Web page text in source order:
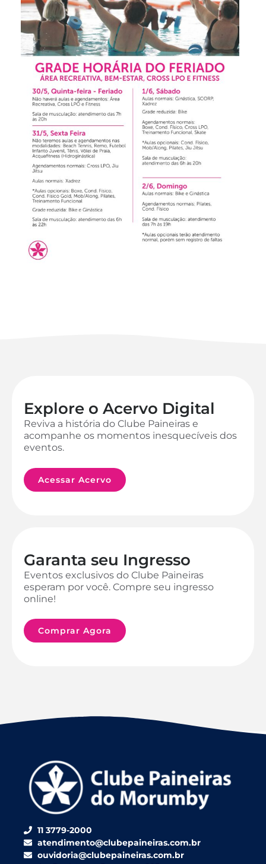
Explore o Acervo Digital
Reviva a história do Clube Paineiras e
acompanhe os momentos inesquecíveis dos
eventos.
Acessar Acervo
Garanta seu Ingresso
Eventos exclusivos do Clube Paineiras
esperam por você. Compre seu ingresso
online!
Comprar Agora
11 3779-2000
atendimento@clubepaineiras.com.br
ouvidoria@clubepaineiras.com.br